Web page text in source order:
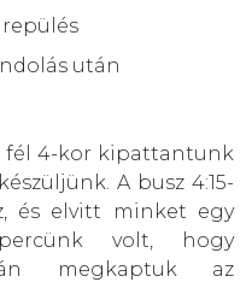
repülés
után
fél 4-kor kipattantunk
A busz 4:15-
és elvitt minket egy
volt, hogy
megkaptuk az